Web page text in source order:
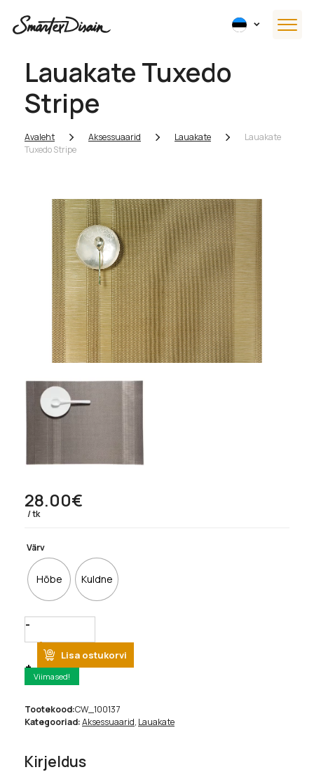
Lauakate Tuxedo
Stripe
Avaleht Aksessuaarid Lauakate
Lauakate
Tuxedo Stripe
28.00€
tk
Värv
Hõbe Kuldne
Quantity
Lisa ostukorvi
Viimased!
Tootekood:CW_100137
Kategooriad:Aksessuaarid, Lauakate
Kirjeldus